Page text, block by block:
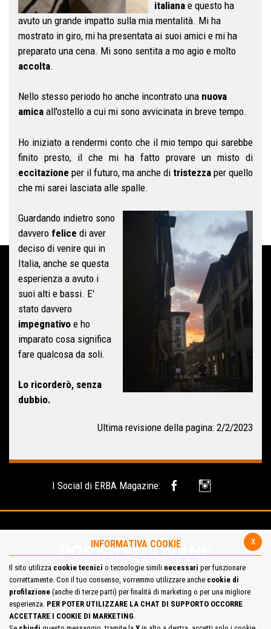
italiana e questo ha
avuto un grande impatto sulla mia mentalità. Mi ha
mostrato in giro, mi ha presentata ai suoi amici e mi ha
preparato una cena. Mi sono sentita a mo agio e molto
accolta.
Nello stesso periodo ho anche incontrato una nuova
amica all'ostello a cui mi sono avvicinata in breve tempo.
Ho iniziato a rendermi conto che il mio tempo qui sarebbe
finito presto, il che mi ha fatto provare un misto di
eccitazione per il futuro, ma anche di tristezza per quello
che mi sarei lasciata alle spalle.
Guardando indietro sono
davvero felice di aver
deciso di venire qui in
Italia, anche se questa
esperienza a avuto i
suoi alti e bassi. E'
stato davvero
impegnativo e ho
imparato cosa significa
fare qualcosa da soli.
Lo ricorderò, senza
dubbio.
Ultima revisione della pagina: 2/2/2023
I Social di ERBA Magazine:
x
INFORMATIVA COOKIE
Il sito utilizza cookie tecnici o tecnologie simili necessari per funzionare
correttamente. Con il tuo consenso, vorremmo utilizzare anche cookie di
profilazione (anche di terze parti) per finalità di marketing o per una migliore
esperienza. PER POTER UTILIZZARE LA CHAT DI SUPPORTO OCCORRE
ACCETTARE I COOKIE DI MARKETING.